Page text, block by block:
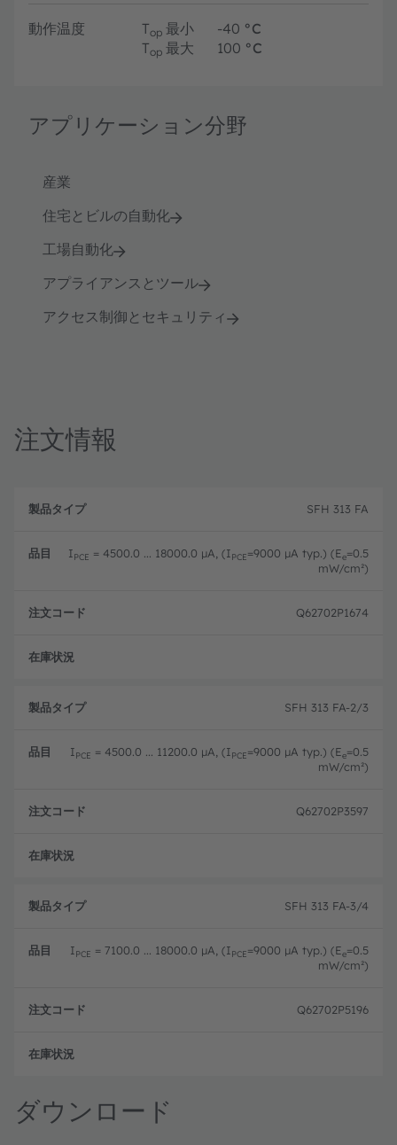
動作温度 Top 最小 -40 °C
Top 最大 100 °C
アプリケーション分野
産業
住宅とビルの自動化
工場自動化
アプライアンスとツール
アクセス制御とセキュリティ
注文情報
品
プ
品
ド
SFH 313 FA
IPCE = 4500.0 ... 18000.0 µA, (IPCE=9000 µA typ.) (Ee=0.5
mW/cm²)
Q62702P1674
SFH 313 FA-2/3
IPCE = 4500.0 ... 11200.0 µA, (IPCE=9000 µA typ.) (Ee=0.5
mW/cm²)
Q62702P3597
SFH 313 FA-3/4
IPCE = 7100.0 ... 18000.0 µA, (IPCE=9000 µA typ.) (Ee=0.5
mW/cm²)
Q62702P5196
ダウンロード